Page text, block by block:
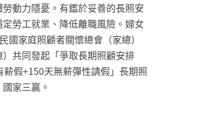
動力隱憂。有鑑於妥善的長照安
勞工就業、降低離職風險。婦女
國家庭照顧者關懷總會（家總）
共同發起「爭取長期照顧安排
假+150天無薪彈性請假」長期照
家三贏。